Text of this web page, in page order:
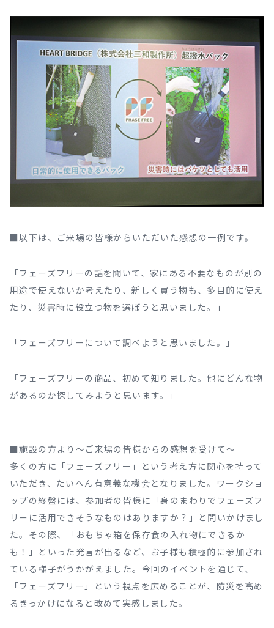
■以下は、ご来場の皆様からいただいた感想の一例です。
「フェーズフリーの話を聞いて、家にある不要なものが別の
用途で使えないか考えたり、新しく買う物も、多目的に使え
たり、災害時に役立つ物を選ぼうと思いました。」
「フェーズフリーについて調べようと思いました。」
「フェーズフリーの商品、初めて知りました。他にどんな物
があるのか探してみようと思います。」
■施設の方より～ご来場の皆様からの感想を受けて～
多くの方に「フェーズフリー」という考え方に関心を持って
いただき、たいへん有意義な機会となりました。ワークショ
ップの終盤には、参加者の皆様に「身のまわりでフェーズフ
リーに活用できそうなものはありますか？」と問いかけまし
た。その際、「おもちゃ箱を保存食の入れ物にできるか
も！」といった発言が出るなど、お子様も積極的に参加され
ている様子がうかがえました。今回のイベントを通じて、
「フェーズフリー」という視点を広めることが、防災を高め
るきっかけになると改めて実感しました。